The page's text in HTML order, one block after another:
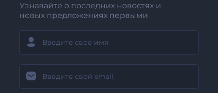
Узнавайте о последних новостях и
новых предложениях первыми